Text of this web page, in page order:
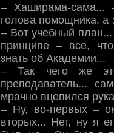
– Хаширама-сама...
голова помощника, а
– Вот учебный
принципе – все,
знать об Академии...
– Так чего же
преподаватель...
мрачно вцепился
– Ну, во-первых –
вторых... Нет, ну я